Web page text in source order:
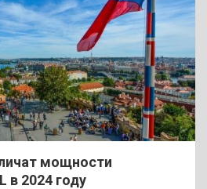
мощности
в 2024 году